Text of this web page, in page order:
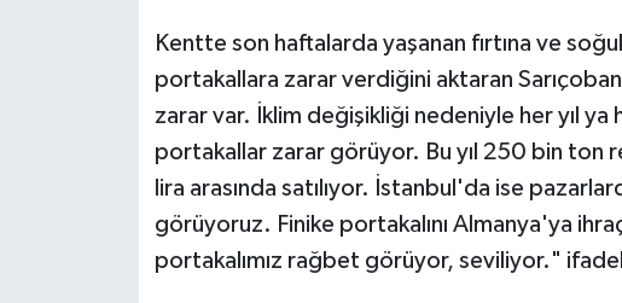
Kentte son haftalarda yaşanan fırtına ve
portakallara zarar verdiğini aktaran
zarar var. İklim değişikliği nedeniyle her yıl ya
portakallar zarar görüyor. Bu yıl 250 bin ton
lira arasında satılıyor. İstanbul'da ise
görüyoruz. Finike portakalını Almanya'ya
portakalımız rağbet görüyor, seviliyor."